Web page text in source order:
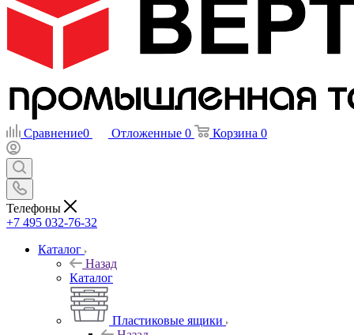
Сравнение0 Отложенные 0 Корзина 0
Телефоны
+7 495 032-76-32
Каталог
Назад
Каталог
Пластиковые ящики